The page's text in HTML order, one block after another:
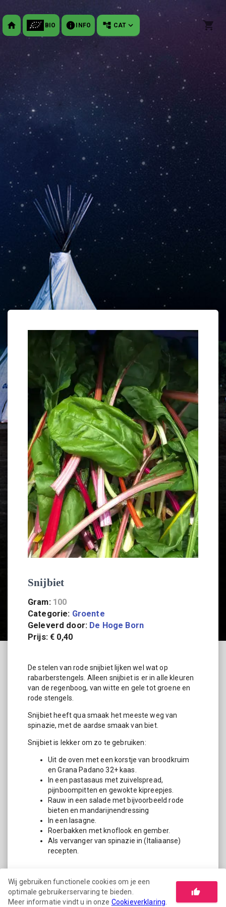
BIO INFO CAT
Snijbiet
Gram: 100
Categorie: Groente
Geleverd door: De Hoge Born
Prijs:€ 0,40
De stelen van rode snijbiet lijken wel wat op
rabarberstengels. Alleen snijbiet is er in alle kleuren
van de regenboog, van witte en gele tot groene en
rode stengels.
Snijbiet heeft qua smaak het meeste weg van
spinazie, met de aardse smaak van biet.
Snijbiet is lekker om zo te gebruiken:
Uit de oven met een korstje van broodkruim
en Grana Padano 32+ kaas.
In een pastasaus met zuivelspread,
pijnboompitten en gewokte kipreepjes.
Rauw in een salade met bijvoorbeeld rode
bieten en mandarijnendressing
In een lasagne.
Roerbakken met knoflook en gember.
Als vervanger van spinazie in (Italiaanse)
recepten.
TOEVOEGEN AAN DE CART
Wij gebruiken functionele cookies om je een
optimale gebruikerservaring te bieden.
Meer informatie vindt u in onze Cookieverklaring